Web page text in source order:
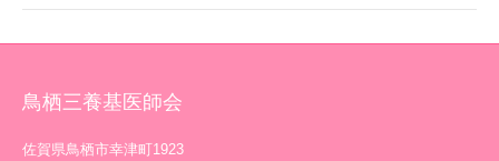
鳥栖三養基医師会
佐賀県鳥栖市幸津町1923